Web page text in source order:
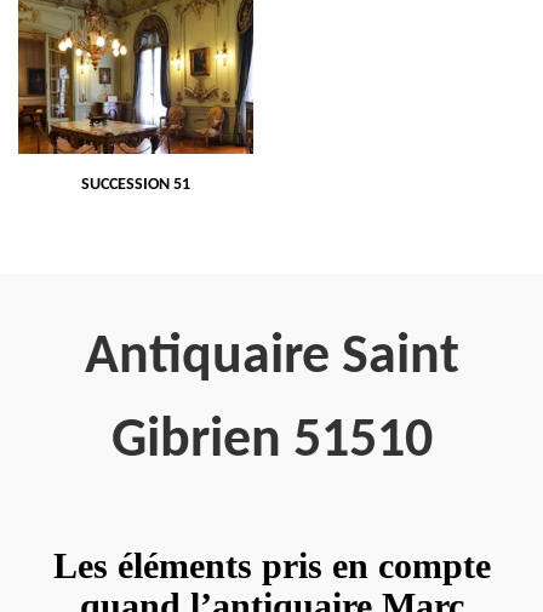
SUCCESSION 51
Antiquaire Saint
Gibrien 51510
Les éléments pris en compte